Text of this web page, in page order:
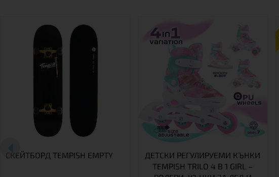
СКЕЙТБОРД TEMPISH EMPTY
ДЕТСКИ РЕГУЛИРУЕМИ КЪНКИ
TEMPISH TRILO 4 В 1 GIRL –